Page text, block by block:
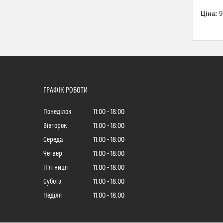
Ціна:
ГРАФІК РОБОТИ
Понеділок 11:00
18:00
Вівторок
11:00
18:00
Середа
11:00
18:00
Четвер
11:00
18:00
Пʼятниця
11:00
18:00
Субота
11:00
18:00
Неділя
11:00 18:00